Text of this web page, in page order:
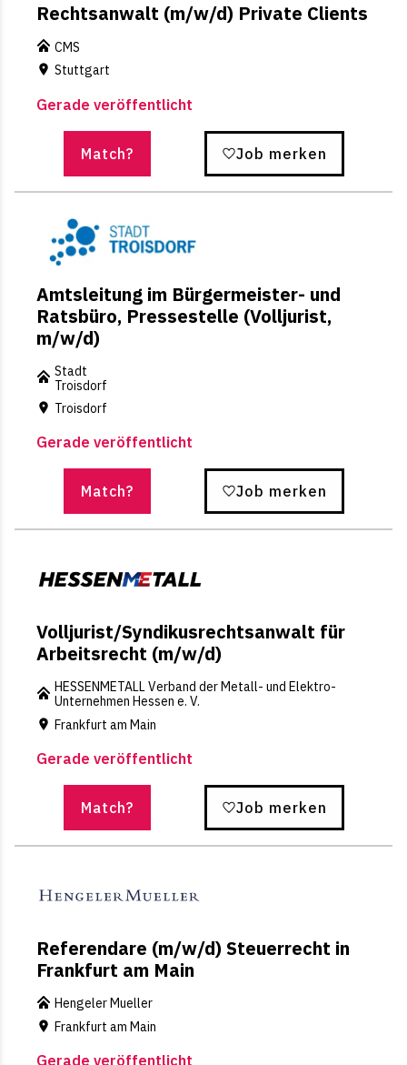
Rechtsanwalt (m/w/d) Private Clients
CMS
Stuttgart
Gerade veröffentlicht
Match? Job merken
Amtsleitung im Bürgermeister- und
Ratsbüro, Pressestelle (Volljurist,
m/w/d)
Stadt
Troisdorf
Troisdorf
Gerade veröffentlicht
Match? Job merken
Volljurist/Syndikusrechtsanwalt für
Arbeitsrecht (m/w/d)
HESSENMETALL Verband der Metall- und Elektro-
Unternehmen Hessen e. V.
Frankfurt am Main
Gerade veröffentlicht
Match? Job merken
Referendare (m/w/d) Steuerrecht in
Frankfurt am Main
Hengeler Mueller
Frankfurt am Main
Gerade veröffentlicht